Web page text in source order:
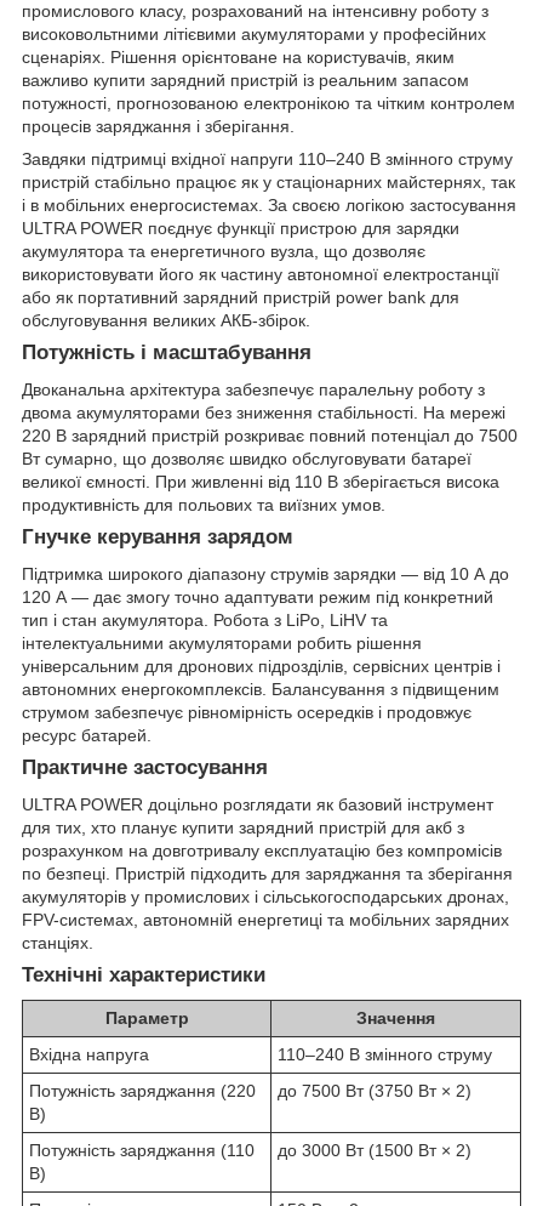
промислового класу, розрахований на інтенсивну роботу з
високовольтними літієвими акумуляторами у професійних
сценаріях. Рішення орієнтоване на користувачів, яким
важливо купити зарядний пристрій із реальним запасом
потужності, прогнозованою електронікою та чітким контролем
процесів заряджання і зберігання.
Завдяки підтримці вхідної напруги 110–240 В змінного струму
пристрій стабільно працює як у стаціонарних майстернях, так
і в мобільних енергосистемах. За своєю логікою застосування
ULTRA POWER поєднує функції пристрою для зарядки
акумулятора та енергетичного вузла, що дозволяє
використовувати його як частину автономної електростанції
або як портативний зарядний пристрій power bank для
обслуговування великих АКБ-збірок.
Потужність і масштабування
Двоканальна архітектура забезпечує паралельну роботу з
двома акумуляторами без зниження стабільності. На мережі
220 В зарядний пристрій розкриває повний потенціал до 7500
Вт сумарно, що дозволяє швидко обслуговувати батареї
великої ємності. При живленні від 110 В зберігається висока
продуктивність для польових та виїзних умов.
Гнучке керування зарядом
Підтримка широкого діапазону струмів зарядки — від 10 А до
120 А — дає змогу точно адаптувати режим під конкретний
тип і стан акумулятора. Робота з LiPo, LiHV та
інтелектуальними акумуляторами робить рішення
універсальним для дронових підрозділів, сервісних центрів і
автономних енергокомплексів. Балансування з підвищеним
струмом забезпечує рівномірність осередків і продовжує
ресурс батарей.
Практичне застосування
ULTRA POWER доцільно розглядати як базовий інструмент
для тих, хто планує купити зарядний пристрій для акб з
розрахунком на довготривалу експлуатацію без компромісів
по безпеці. Пристрій підходить для заряджання та зберігання
акумуляторів у промислових і сільськогосподарських дронах,
FPV-системах, автономній енергетиці та мобільних зарядних
станціях.
Технічні характеристики
Параметр
Значення
Вхідна напруга
110–240 В змінного струму
Потужність заряджання (220
В)
до 7500 Вт (3750 Вт × 2)
Потужність заряджання (110
В)
до 3000 Вт (1500 Вт × 2)